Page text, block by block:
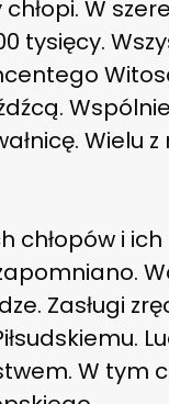
W
tysięcy.
Wielu
chłopów i
Zasługi
W tym